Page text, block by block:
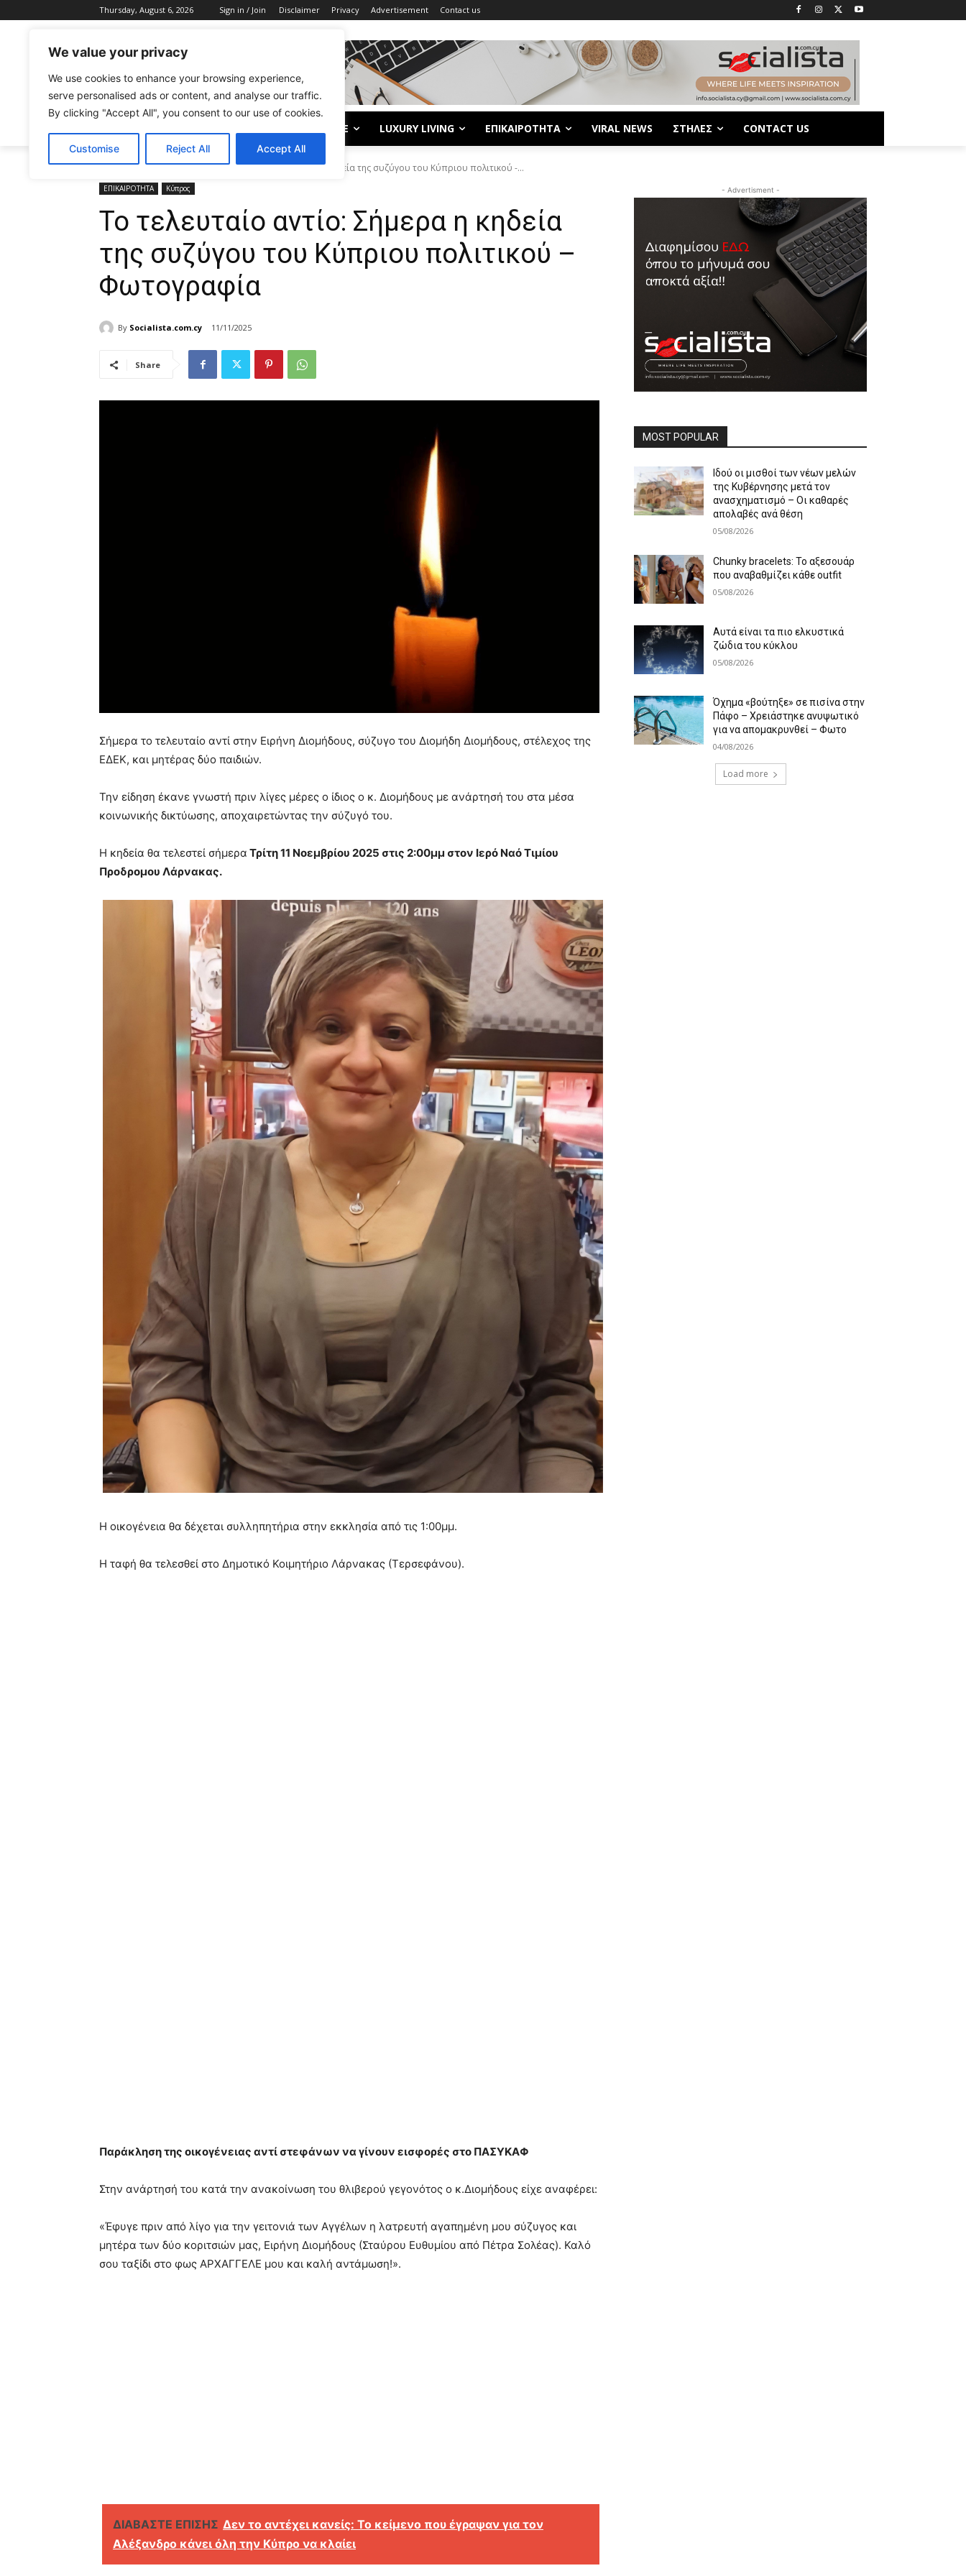
We value your privacy
We use cookies to enhance your browsing experience,
serve personalised ads or content, and analyse our traffic.
By clicking "Accept All", you consent to our use of cookies.
Customise Reject All Accept All
Thursday, August 6, 2026 Sign in / Join Disclaimer Privacy Advertisement Contact us
LIFE LUXURY LIVING ΕΠΙΚΑΙΡΟΤΗΤΑ VIRAL NEWS ΣΤΗΛΕΣ CONTACT US
Home ΕΠΙΚΑΙΡΟΤΗΤΑ Το τελευταίο αντίο: Σήμερα η κηδεία της συζύγου του Κύπριου πολιτικού -...
ΕΠΙΚΑΙΡΟΤΗΤΑ Κύπρος
Το τελευταίο αντίο: Σήμερα η κηδεία
της συζύγου του Κύπριου πολιτικού –
Φωτογραφία
By Socialista.com.cy 11/11/2025
Share
Σήμερα το τελευταίο αντί στην Ειρήνη Διομήδους, σύζυγο του Διομήδη Διομήδους, στέλεχος της
ΕΔΕΚ, και μητέρας δύο παιδιών.
Την είδηση έκανε γνωστή πριν λίγες μέρες ο ίδιος ο κ. Διομήδους με ανάρτησή του στα μέσα
κοινωνικής δικτύωσης, αποχαιρετώντας την σύζυγό του.
Η κηδεία θα τελεστεί σήμερα Τρίτη 11 Νοεμβρίου 2025 στις 2:00μμ στον Ιερό Ναό Τιμίου
Προδρομου Λάρνακας.
Η οικογένεια θα δέχεται συλληπητήρια στην εκκλησία από τις 1:00μμ.
Η ταφή θα τελεσθεί στο Δημοτικό Κοιμητήριο Λάρνακας (Τερσεφάνου).
Παράκληση της οικογένειας αντί στεφάνων να γίνουν εισφορές στο ΠΑΣΥΚΑΦ
Στην ανάρτησή του κατά την ανακοίνωση του θλιβερού γεγονότος ο κ.Διομήδους είχε αναφέρει:
«Έφυγε πριν από λίγο για την γειτονιά των Αγγέλων η λατρευτή αγαπημένη μου σύζυγος και
μητέρα των δύο κοριτσιών μας, Ειρήνη Διομήδους (Σταύρου Ευθυμίου από Πέτρα Σολέας). Καλό
σου ταξίδι στο φως ΑΡΧΑΓΓΕΛΕ μου και καλή αντάμωση!».
ΔΙΑΒΑΣΤΕ ΕΠΙΣΗΣ Δεν το αντέχει κανείς: Το κείμενο που έγραψαν για τον
Αλέξανδρο κάνει όλη την Κύπρο να κλαίει
- Advertisment -
MOST POPULAR
Ιδού οι μισθοί των νέων μελών
της Κυβέρνησης μετά τον
ανασχηματισμό – Οι καθαρές
απολαβές ανά θέση
05/08/2026
Chunky bracelets: Το αξεσουάρ
που αναβαθμίζει κάθε outfit
05/08/2026
Αυτά είναι τα πιο ελκυστικά
ζώδια του κύκλου
05/08/2026
Όχημα «βούτηξε» σε πισίνα στην
Πάφο – Χρειάστηκε ανυψωτικό
για να απομακρυνθεί – Φωτο
04/08/2026
Load more